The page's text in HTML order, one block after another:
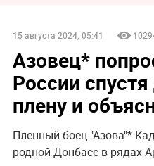
15 августа 2024, 05:41
Азовец*
России
плену и
Пленный боец "Азова"*
родной Донбасс в рядах